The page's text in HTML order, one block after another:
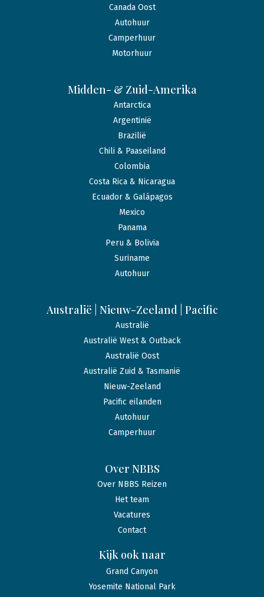
Canada Oost
Autohuur
Camperhuur
Motorhuur
Midden- & Zuid-Amerika
Antarctica
Argentinië
Brazilië
Chili & Paaseiland
Colombia
Costa Rica & Nicaragua
Ecuador & Galápagos
Mexico
Panama
Peru & Bolivia
Suriname
Autohuur
Australië | Nieuw-Zeeland | Pacific
Australië
Australië West & Outback
Australië Oost
Australië Zuid & Tasmanië
Nieuw-Zeeland
Pacific eilanden
Autohuur
Camperhuur
Over NBBS
Over NBBS Reizen
Het team
Vacatures
Contact
Kijk ook naar
Grand Canyon
Yosemite National Park